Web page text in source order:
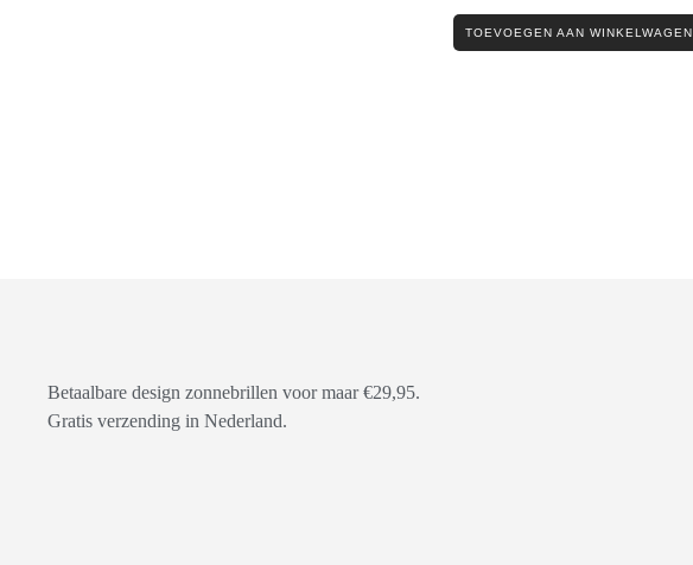
TOEVOEGEN AAN WINKELWAGEN
Betaalbare design zonnebrillen voor maar €29,95.
Gratis verzending in Nederland.